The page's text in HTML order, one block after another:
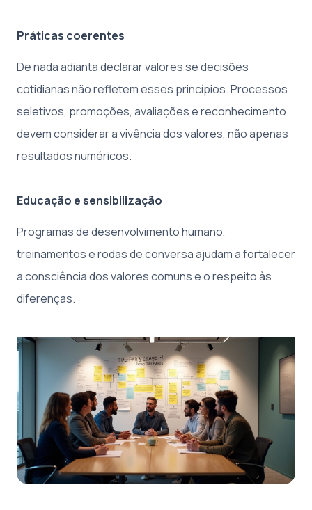
Práticas coerentes
De nada adianta declarar valores se decisões
cotidianas não refletem esses princípios. Processos
seletivos, promoções, avaliações e reconhecimento
devem considerar a vivência dos valores, não apenas
resultados numéricos.
Educação e sensibilização
Programas de desenvolvimento humano,
treinamentos e rodas de conversa ajudam a fortalecer
a consciência dos valores comuns e o respeito às
diferenças.